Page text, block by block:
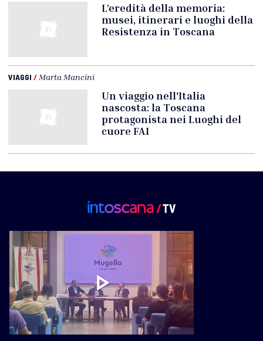
L’eredità della memoria:
musei, itinerari e luoghi della
Resistenza in Toscana
VIAGGI / Marta Mancini
Un viaggio nell'Italia
nascosta: la Toscana
protagonista nei Luoghi del
cuore FAI